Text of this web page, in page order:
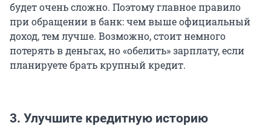
будет очень сложно. Поэтому главное правило
при обращении в банк: чем выше официальный
доход, тем лучше. Возможно, стоит немного
потерять в деньгах, но «обелить» зарплату, если
планируете брать крупный кредит.
3. Улучшите кредитную историю